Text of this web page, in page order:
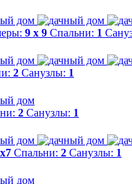
9 х 9 Спальни: 1
2 Санузлы: 1
2 Санузлы: 1
Спальни: 2 Санузлы: 1